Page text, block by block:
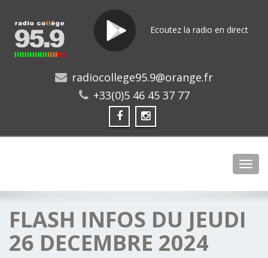
Ecoutez la radio en direct
radiocollege95.9@orange.fr
+33(0)5 46 45 37 77
FLASH INFOS DU JEUDI
26 DECEMBRE 2024